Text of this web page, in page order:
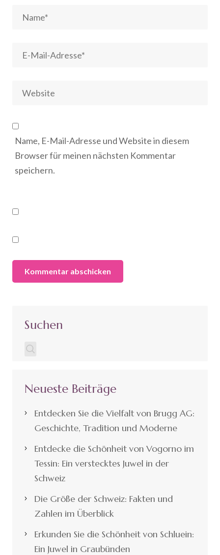
Name, E-Mail-Adresse und Website in diesem
Browser für meinen nächsten Kommentar
speichern.
Suchen
Neueste Beiträge
Entdecken Sie die Vielfalt von Brugg AG:
Geschichte, Tradition und Moderne
Entdecke die Schönheit von Vogorno im
Tessin: Ein verstecktes Juwel in der
Schweiz
Die Größe der Schweiz: Fakten und
Zahlen im Überblick
Erkunden Sie die Schönheit von Schluein:
Ein Juwel in Graubünden